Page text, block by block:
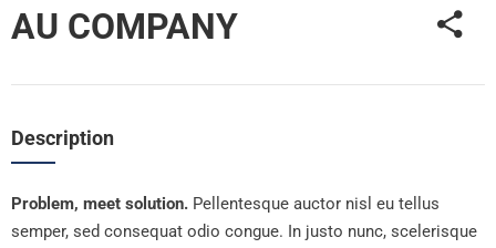
AU COMPANY
Description
Problem, meet solution. Pellentesque auctor nisl eu tellus
semper, sed consequat odio congue. In justo nunc, scelerisque